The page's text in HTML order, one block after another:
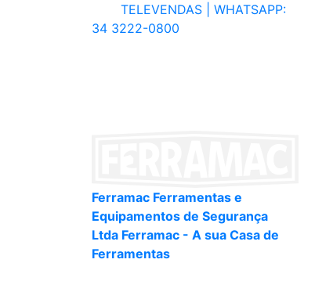
TELEVENDAS |
WHATSAPP:
34 3222-0800
Ferramac Ferramentas e
Equipamentos de Segurança
Ltda Ferramac - A sua Casa de
Ferramentas